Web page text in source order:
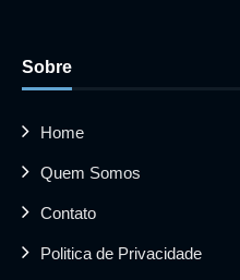
Sobre
Home
Quem Somos
Contato
Politica de Privacidade